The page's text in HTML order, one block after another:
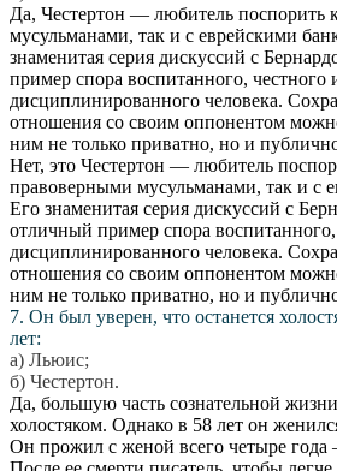
Да, Честертон — любитель поспорить
мусульманами, так и с еврейскими
знаменитая серия дискуссий с
пример спора воспитанного, честного
дисциплинированного человека.
отношения со своим оппонентом
ним не только приватно, но и
Нет, это Честертон — любитель
правоверными мусульманами, так и с
Его знаменитая серия дискуссий с
отличный пример спора воспитанного,
дисциплинированного человека.
отношения со своим оппонентом
ним не только приватно, но и
7. Он был уверен, что останется
лет:
а) Льюис;
б) Честертон.
Да, большую часть сознательной
холостяком. Однако в 58 лет он
Он прожил с женой всего четыре года